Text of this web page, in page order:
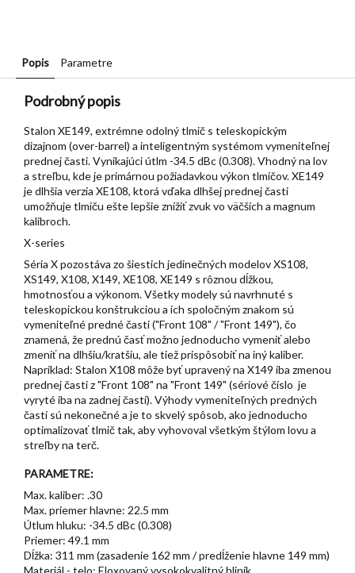
Popis Parametre
Podrobný popis
Stalon XE149, extrémne odolný tlmič s teleskopickým
dizajnom (over-barrel) a inteligentným systémom vymeniteľnej
prednej časti. Vynikajúci útlm -34.5 dBc (0.308). Vhodný na lov
a streľbu, kde je primárnou požiadavkou výkon tlmičov. XE149
je dlhšia verzia XE108, ktorá vďaka dlhšej prednej časti
umožňuje tlmiču ešte lepšie znížiť zvuk vo väčších a magnum
kalibroch.
X-series
Séria X pozostáva zo šiestich jedinečných modelov XS108,
XS149, X108, X149, XE108, XE149 s rôznou dĺžkou,
hmotnosťou a výkonom. Všetky modely sú navrhnuté s
teleskopickou konštrukciou a ich spoločným znakom sú
vymeniteľné predné časti ("Front 108" / "Front 149"), čo
znamená, že prednú časť možno jednoducho vymeniť alebo
zmeniť na dlhšiu/kratšiu, ale tiež prispôsobiť na iný kaliber.
Napríklad: Stalon X108 môže byť upravený na X149 iba zmenou
prednej časti z "Front 108" na "Front 149" (sériové číslo je
vyryté iba na zadnej časti). Výhody vymeniteľných predných
častí sú nekonečné a je to skvelý spôsob, ako jednoducho
optimalizovať tlmič tak, aby vyhovoval všetkým štýlom lovu a
streľby na terč.
PARAMETRE:
Max. kaliber: .30
Max. priemer hlavne: 22.5 mm
Útlum hluku: -34.5 dBc (0.308)
Priemer: 49.1 mm
Dĺžka: 311 mm (zasadenie 162 mm / predĺženie hlavne 149 mm)